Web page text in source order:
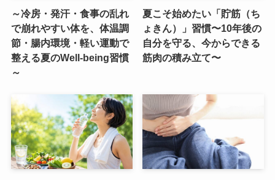
～冷房・発汗・食事の乱れ
で崩れやすい体を、体温調
節・腸内環境・軽い運動で
整える夏のWell-being習慣
～
夏こそ始めたい「貯筋（ち
ょきん）」習慣〜10年後の
自分を守る、今からできる
筋肉の積み立て〜